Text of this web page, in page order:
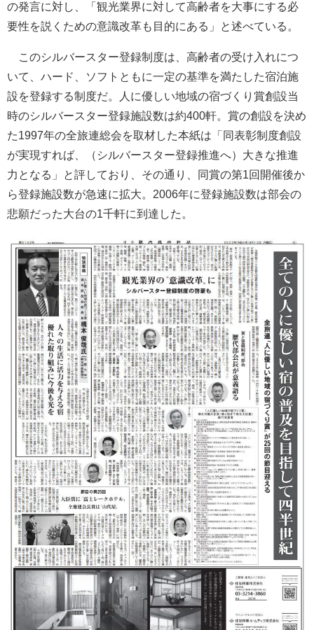
の発言に対し、「観光業界に対して高齢者を大事にする必
要性を説くための意識改革も目的にある」と述べている。
このシルバースター登録制度は、高齢者の受け入れにつ
いて、ハード、ソフトともに一定の基準を満たした宿泊施
設を登録する制度だ。人に優しい地域の宿づくり賞創設当
時のシルバースター登録施設数は約400軒。賞の創設を決め
た1997年の全旅連総会を取材した本紙は「同表彰制度創設
が実現すれば、（シルバースター登録推進へ）大きな推進
力となる」と評しており、その通り、同賞の第1回開催後か
ら登録施設数が急速に拡大。2006年に登録施設数は部会の
悲願だった大台の1千軒に到達した。